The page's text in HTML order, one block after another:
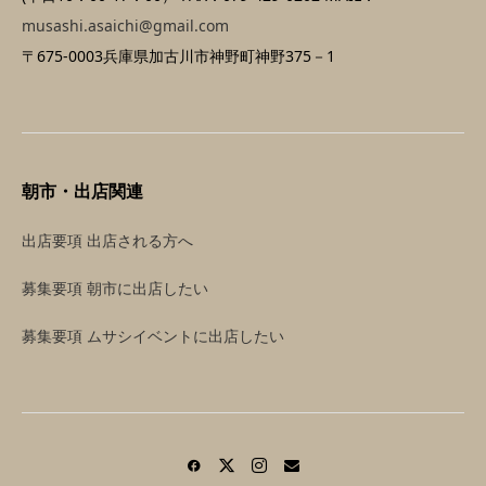
musashi.asaichi@gmail.com
〒675-0003兵庫県加古川市神野町神野375－1
朝市・出店関連
出店要項 出店される方へ
募集要項 朝市に出店したい
募集要項 ムサシイベントに出店したい